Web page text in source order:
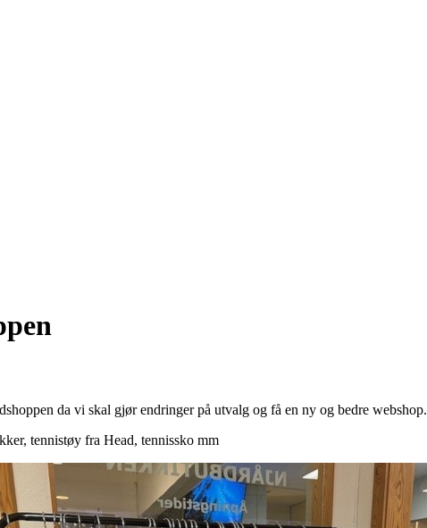
da vi skal gjør endringer på utvalg og få en ny og bedre webshop.
tennistøy fra Head, tennissko mm